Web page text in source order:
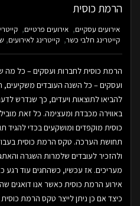
הרמת כוסית
אירועים עסקיים אירועים פרטיים
קייטרינג חלבי כשר
קייטרינג לאירועים
הרמת כוסית לחברות ועסקים – כל מה
ועסקים – כל השנה העובדים משקיעים,
להביאו לתוצאות ויעדים, כך שנדרש
באווירה מכבדת ומעצימה. כל זאת
כוסית מוקפדים ומושקעים בכדי
תחושת הערכה. טקס הרמת כוסית
ולהזכיר לעובדים שלמרות השגרה
מעריכים. אז עכשיו, כשהחגים עוד רגע
אירוע הרמת כוסית כאשר אנו דואגים
כיצד אם כן ניתן לייצר טקס הרמת